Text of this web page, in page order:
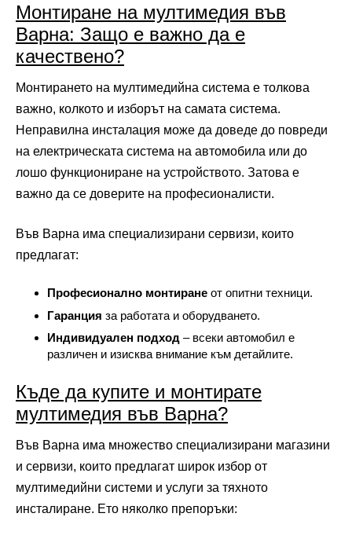
Монтиране на мултимедия във
Варна: Защо е важно да е
качествено?
Монтирането на мултимедийна система е толкова
важно, колкото и изборът на самата система.
Неправилна инсталация може да доведе до повреди
на електрическата система на автомобила или до
лошо функциониране на устройството. Затова е
важно да се доверите на професионалисти.
Във Варна има специализирани сервизи, които
предлагат:
Професионално монтиране от опитни техници.
Гаранция за работата и оборудването.
Индивидуален подход – всеки автомобил е
различен и изисква внимание към детайлите.
Къде да купите и монтирате
мултимедия във Варна?
Във Варна има множество специализирани магазини
и сервизи, които предлагат широк избор от
мултимедийни системи и услуги за тяхното
инсталиране. Ето няколко препоръки: